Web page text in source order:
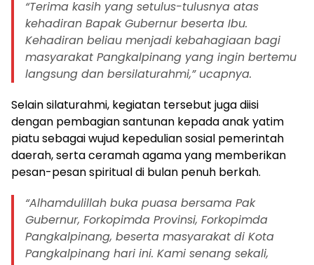
“Terima kasih yang setulus-tulusnya atas
kehadiran Bapak Gubernur beserta Ibu.
Kehadiran beliau menjadi kebahagiaan bagi
masyarakat Pangkalpinang yang ingin bertemu
langsung dan bersilaturahmi,” ucapnya.
Selain silaturahmi, kegiatan tersebut juga diisi
dengan pembagian santunan kepada anak yatim
piatu sebagai wujud kepedulian sosial pemerintah
daerah, serta ceramah agama yang memberikan
pesan-pesan spiritual di bulan penuh berkah.
“Alhamdulillah buka puasa bersama Pak
Gubernur, Forkopimda Provinsi, Forkopimda
Pangkalpinang, beserta masyarakat di Kota
Pangkalpinang hari ini. Kami senang sekali,